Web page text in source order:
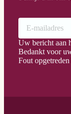
Uw bericht aan
Bedankt voor
Fout